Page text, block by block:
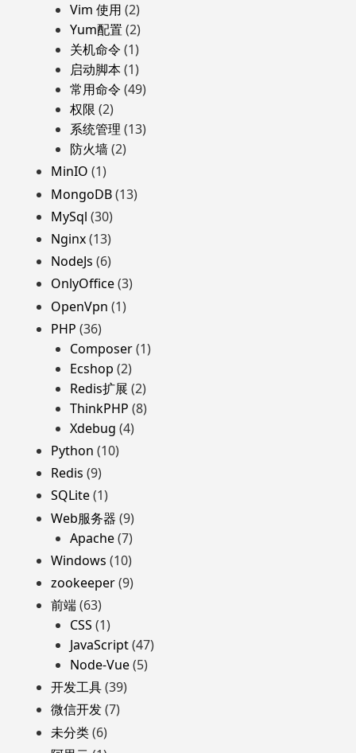
Vim 使用 (2)
Yum配置 (2)
关机命令 (1)
启动脚本(1)
常用命令 (49)
权限 (2)
系统管理 (13)
防火墙(2)
MinIO (1)
MongoDB(13)
MySql (30)
Nginx(13)
NodeJs (6)
OnlyOffice(3)
OpenVpn (1)
PHP (36)
Composer(1)
Ecshop (2)
Redis扩展 (2)
ThinkPHP (8)
Xdebug (4)
Python (10)
Redis (9)
SQLite(1)
Web服务器 (9)
Apache(7)
Windows (10)
zookeeper(9)
前端(63)
CSS (1)
JavaScript(47)
Node-Vue(5)
开发工具(39)
微信开发(7)
未分类(6)